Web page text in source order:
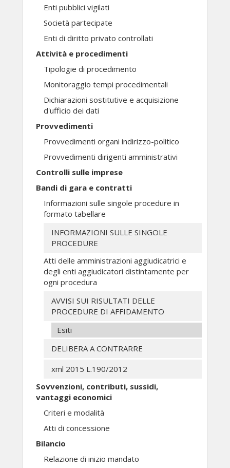
Enti pubblici vigilati
Società partecipate
Enti di diritto privato controllati
Attività e procedimenti
Tipologie di procedimento
Monitoraggio tempi procedimentali
Dichiarazioni sostitutive e acquisizione
d'ufficio dei dati
Provvedimenti
Provvedimenti organi indirizzo-politico
Provvedimenti dirigenti amministrativi
Controlli sulle imprese
Bandi di gara e contratti
Informazioni sulle singole procedure in
formato tabellare
INFORMAZIONI SULLE SINGOLE
PROCEDURE
Atti delle amministrazioni aggiudicatrici e
degli enti aggiudicatori distintamente per
ogni procedura
AVVISI SUI RISULTATI DELLE
PROCEDURE DI AFFIDAMENTO
Esiti
DELIBERA A CONTRARRE
xml 2015 L.190/2012
Sovvenzioni, contributi, sussidi,
vantaggi economici
Criteri e modalità
Atti di concessione
Bilancio
Relazione di inizio mandato